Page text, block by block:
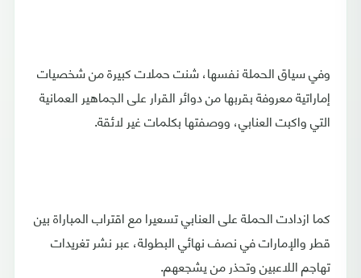
وفي سياق الحملة نفسها، شنت حملات كبيرة من شخصيات
إماراتية معروفة بقربها من دوائر القرار على الجماهير العمانية
التي واكبت العنابي، ووصفتها بكلمات غير لائقة.
كما ازدادت الحملة على العنابي تسعيرا مع اقتراب المباراة بين
قطر والإمارات في نصف نهائي البطولة، عبر نشر تغريدات
تهاجم اللاعبين وتحذر من يشجعهم.